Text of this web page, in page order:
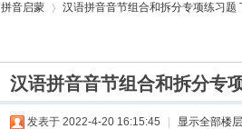
拼音启蒙
›
汉语拼音音节组合和拆分专项练习题
汉语拼音音节组合和拆分专
发表于 2022-4-20 16:15:45 显示全部楼层